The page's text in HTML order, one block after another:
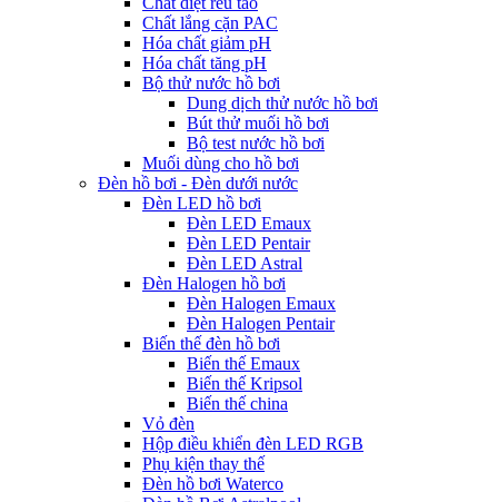
Chất lắng cặn PAC
Hóa chất giảm pH
Hóa chất tăng pH
Bộ thử nước hồ bơi
Dung dịch thử nước hồ bơi
Bút thử muối hồ bơi
Bộ test nước hồ bơi
Muối dùng cho hồ bơi
Đèn hồ bơi - Đèn dưới nước
Đèn LED hồ bơi
Đèn LED Emaux
Đèn LED Pentair
Đèn LED Astral
Đèn Halogen hồ bơi
Đèn Halogen Emaux
Đèn Halogen Pentair
Biến thế đèn hồ bơi
Biến thế Emaux
Biến thế Kripsol
Biến thế china
Vỏ đèn
Hộp điều khiển đèn LED RGB
Phụ kiện thay thế
Đèn hồ bơi Waterco